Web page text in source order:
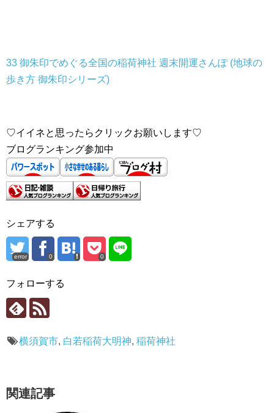
33 御朱印でめぐる全国の稲荷神社 週末開運さんぽ (地球の
歩き方 御朱印シリーズ)
♡イイネと思ったらクリックお願いします♡
ブログランキング参加中
シェアする
error 0 0
フォローする
横須賀市, 白若稲荷大明神, 稲荷神社
関連記事